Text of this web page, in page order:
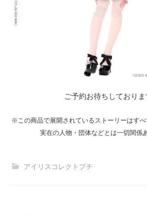
ご予約お待ちしておりま
※この商品で展開されているストーリーはすべ
実在の人物・団体などとは一切関係
アイリスコレクトプチ